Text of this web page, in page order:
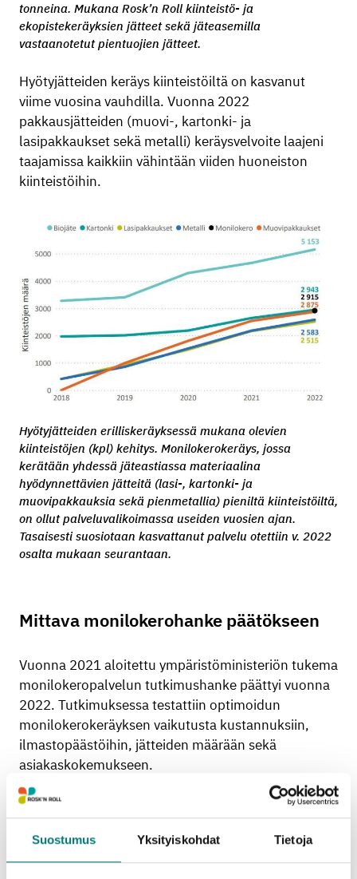
Suostumus Yksityiskohdat Tietoja
tonneina. Mukana Rosk’n Roll kiinteistö- ja
ekopistekeräyksien jätteet sekä jäteasemilla
vastaanotetut pientuojien jätteet.
Hyötyjätteiden keräys kiinteistöiltä on kasvanut
viime vuosina vauhdilla. Vuonna 2022
pakkausjätteiden (muovi-, kartonki- ja
lasipakkaukset sekä metalli) keräysvelvoite laajeni
taajamissa kaikkiin vähintään viiden huoneiston
kiinteistöihin.
Hyötyjätteiden erilliskeräyksessä mukana olevien
kiinteistöjen (kpl) kehitys. Monilokerokeräys, jossa
kerätään yhdessä jäteastiassa materiaalina
hyödynnettävien jätteitä (lasi-, kartonki- ja
muovipakkauksia sekä pienmetallia) pieniltä kiinteistöiltä,
on ollut palveluvalikoimassa useiden vuosien ajan.
Tasaisesti suosiotaan kasvattanut palvelu otettiin v. 2022
osalta mukaan seurantaan.
Mittava monilokerohanke päätökseen
Vuonna 2021 aloitettu ympäristöministeriön tukema
monilokeropalvelun tutkimushanke päättyi vuonna
2022. Tutkimuksessa testattiin optimoidun
monilokerokeräyksen vaikutusta kustannuksiin,
ilmastopäästöihin, jätteiden määrään sekä
asiakaskokemukseen.
Kokeilussa kierrätykseen saatavien materiaalien
osuus oli hyvin korkea verrattuna yleisesti Suomessa
kerättyihin määriin. Tutkimuksessa seuratuista
jätteistä sekajätteen osuudeksi muodostui noin 45